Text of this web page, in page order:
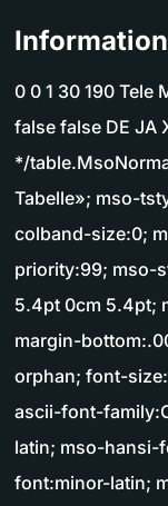
0 0 1 30 190 Tele
false false DE JA
*/
Tabelle»; mso-
colband-size:0;
priority:99; mso-
5.4pt 0cm 5.4pt;
margin-
orphan; font-
ascii-font-
latin; mso-hansi-
font:minor-latin;